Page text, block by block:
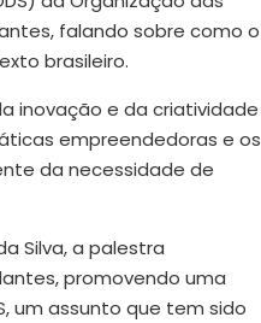
falando sobre como o
brasileiro.
inovação e da criatividade
empreendedoras e os
da necessidade de
Silva, a palestra
promovendo uma
um assunto que tem sido